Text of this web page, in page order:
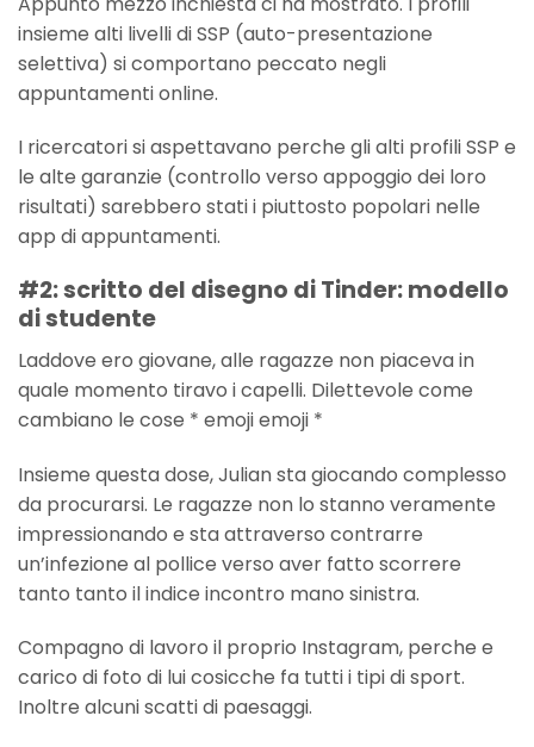
insieme alti livelli di SSP (auto-presentazione
selettiva) si comportano peccato negli
appuntamenti online.
I ricercatori si aspettavano perche gli alti profili SSP e
le alte garanzie (controllo verso appoggio dei loro
risultati) sarebbero stati i piuttosto popolari nelle
app di appuntamenti.
#2: scritto del disegno di Tinder: modello
di studente
Laddove ero giovane, alle ragazze non piaceva in
quale momento tiravo i capelli. Dilettevole come
cambiano le cose * emoji emoji *
Insieme questa dose, Julian sta giocando complesso
da procurarsi. Le ragazze non lo stanno veramente
impressionando e sta attraverso contrarre
un’infezione al pollice verso aver fatto scorrere
tanto tanto il indice incontro mano sinistra.
Compagno di lavoro il proprio Instagram, perche e
carico di foto di lui cosicche fa tutti i tipi di sport.
Inoltre alcuni scatti di paesaggi.